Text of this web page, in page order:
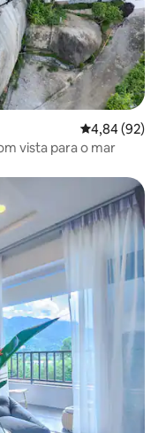
Classificação
4,84 (92)
vista para o mar